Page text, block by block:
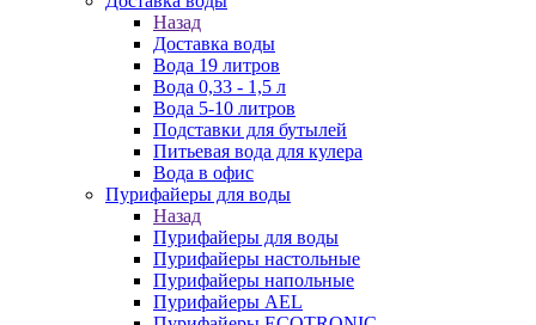
Назад
Доставка воды
Вода 19 литров
Вода 0,33 - 1,5 л
Вода 5-10 литров
Подставки для бутылей
Питьевая вода для кулера
Вода в офис
Пурифайеры для воды
Назад
Пурифайеры для воды
Пурифайеры настольные
Пурифайеры напольные
Пурифайеры AEL